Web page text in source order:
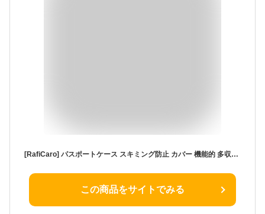
[RafiCaro] パスポートケース スキミング防止 カバー 機能的 多収納 メンズ レディース カード入れ 小銭入れ ストラップ付き ペンホルダー付き ファスナーポケット 撥水 海外 旅行 出張 ブラック
この商品をサイトでみる